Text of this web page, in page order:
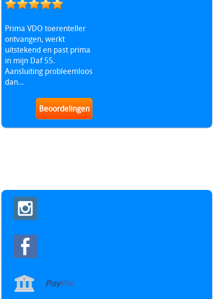
Prima VDO toerenteller
ontvangen, werkt
uitstekend en past prima
in mijn Daf 55.
Aansluiting probleemloos
dan...
Beoordelingen